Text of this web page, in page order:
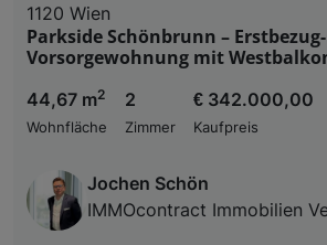
1120 Wien
Parkside Schönbrunn –
Vorsorgewohnung mit
44,67 m2
Wohnfläche
2
Zimmer
€ 342.000,00
Kaufpreis
Jochen Schön
IMMOcontract Immobilien